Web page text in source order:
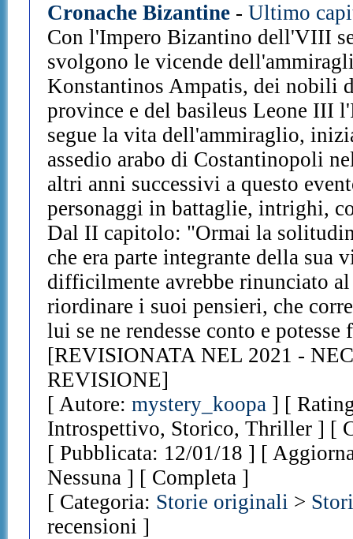
Cronache Bizantine- Ultimo
Con l'Impero Bizantino dell'VIII
svolgono le vicende
Konstantinos Ampatis, dei nobili
province e del basileus Leone III
segue la vita dell'ammiraglio,
assedio arabo di Costantinopoli
altri anni successivi a questo
personaggi in battaglie, intrighi,
Dal II capitolo: "Ormai la
che era parte integrante della sua
difficilmente avrebbe rinunciato
riordinare i suoi pensieri, che
lui se ne rendesse conto e potesse
[REVISIONATA NEL 2021 -
REVISIONE]
[ Autore: mystery_koopa] [
Introspettivo, Storico, Thriller ] [
[ Pubblicata: 12/01/18 ] [
Nessuna ] [ Completa ]
[ Categoria: Storie originali >
recensioni ]